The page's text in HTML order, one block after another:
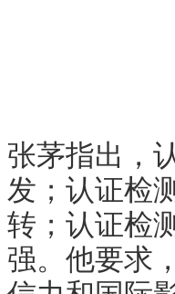
张茅指出，
发；认证检
转；认证检
强。他要求